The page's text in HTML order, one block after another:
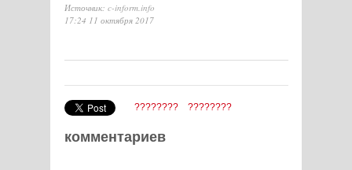
Источник: c-inform.info
17:24 11 октября 2017
???????? ????????
комментариев